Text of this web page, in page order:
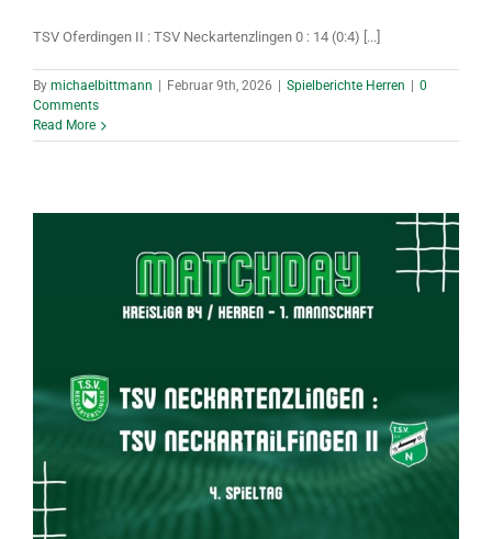
TSV Oferdingen II : TSV Neckartenzlingen 0 : 14 (0:4) [...]
By michaelbittmann | Februar 9th, 2026 | Spielberichte Herren | 0
Comments
Read More